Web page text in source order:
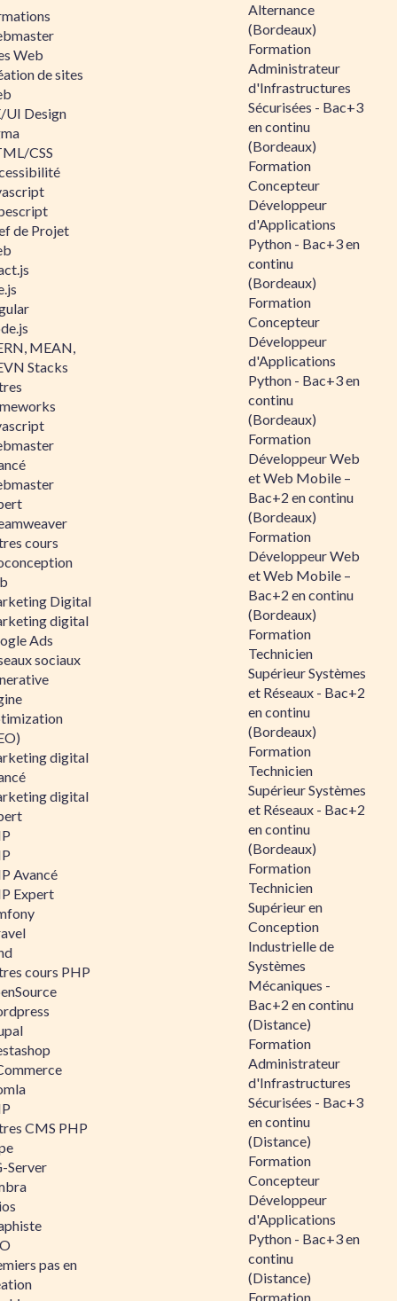
Web
de sites
UI Design
CSS
de Projet
MEAN,
Stacks
cours
Digital
digital
Ads
sociaux
digital
digital
Avancé
Expert
cours PHP
CMS PHP
Server
pas en
Alternance
(Bordeaux)
Formation
Administrateur
d'Infrastructures
Sécurisées - Bac+3
en continu
(Bordeaux)
Formation
Concepteur
Développeur
d'Applications
Python - Bac+3 en
continu
(Bordeaux)
Formation
Concepteur
Développeur
d'Applications
Python - Bac+3 en
continu
(Bordeaux)
Formation
Développeur Web
et Web Mobile –
Bac+2 en continu
(Bordeaux)
Formation
Développeur Web
et Web Mobile –
Bac+2 en continu
(Bordeaux)
Formation
Technicien
Supérieur Systèmes
et Réseaux - Bac+2
en continu
(Bordeaux)
Formation
Technicien
Supérieur Systèmes
et Réseaux - Bac+2
en continu
(Bordeaux)
Formation
Technicien
Supérieur en
Conception
Industrielle de
Systèmes
Mécaniques -
Bac+2 en continu
(Distance)
Formation
Administrateur
d'Infrastructures
Sécurisées - Bac+3
en continu
(Distance)
Formation
Concepteur
Développeur
d'Applications
Python - Bac+3 en
continu
(Distance)
Formation